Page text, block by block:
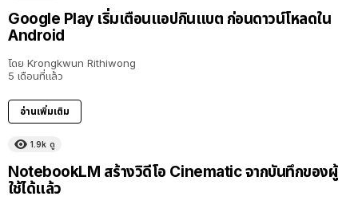
Google Play เริ่มเตือนแอปกินแบต ก่อนดาวน์โหลดใน
Android
โดย Krongkwun Rithiwong
5 เดือนที่แล้ว
อ่านเพิ่มเติม
1.9k ดู
NotebookLM สร้างวิดีโอ Cinematic จากบันทึกของผู้
ใช้ได้แล้ว